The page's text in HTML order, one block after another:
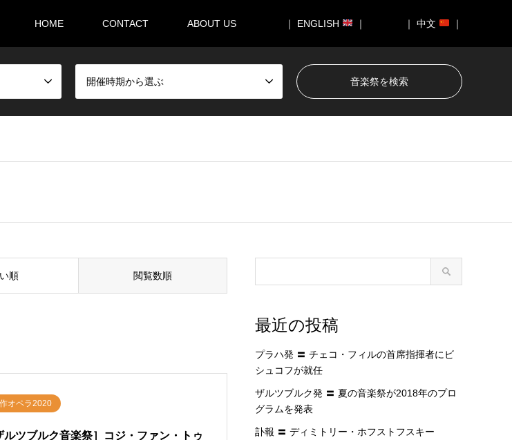
HOME CONTACT ABOUT US ｜ ENGLISH ｜ ｜ 中文 ｜
開催時期から選ぶ
順 閲覧数順
オペラ2020
ツブルク音楽祭］コジ・ファン・トゥ
最近の投稿
プラハ発 〓 チェコ・フィルの首席指揮者にビ
シュコフが就任
ザルツブルク発 〓 夏の音楽祭が2018年のプロ
グラムを発表
訃報 〓 ディミトリー・ホフストフスキー